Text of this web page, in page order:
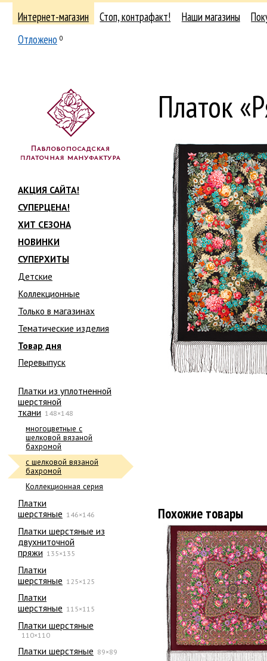
Интернет-магазин Стоп, контрафакт! Наши магазины
Отложено 0
АКЦИЯ САЙТА!
СУПЕРЦЕНА!
ХИТ СЕЗОНА
НОВИНКИ
СУПЕРХИТЫ
Детские
Коллекционные
Только в магазинах
Тематические изделия
Товар дня
Перевыпуск
Платки из уплотненной
шерстяной
ткани 148×148
многоцветные с
шелковой вязаной
бахромой
с шелковой вязаной
бахромой
Коллекционная серия
Платки
шерстяные 146×146
Платки шерстяные из
двухниточной
пряжи 135×135
Платки
шерстяные 125×125
Платки
шерстяные 115×115
Платки шерстяные
110×110
Платки шерстяные 89×89
Платок
Похожие товары